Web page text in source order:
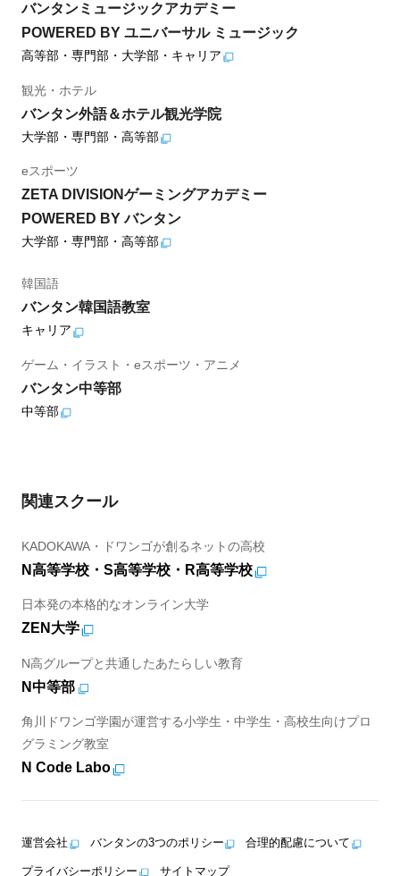
バンタンミュージックアカデミー
POWERED BY ユニバーサル ミュージック
高等部・専門部・大学部・キャリア
観光・ホテル
バンタン外語＆ホテル観光学院
大学部・専門部・高等部
eスポーツ
ZETA DIVISIONゲーミングアカデミー
POWERED BY バンタン
大学部・専門部・高等部
韓国語
バンタン韓国語教室
キャリア
ゲーム・イラスト・eスポーツ・アニメ
バンタン中等部
中等部
関連スクール
KADOKAWA・ドワンゴが創るネットの高校
N高等学校・S高等学校・R高等学校
日本発の本格的なオンライン大学
ZEN大学
N高グループと共通したあたらしい教育
N中等部
角川ドワンゴ学園が運営する小学生・中学生・高校生向けプロ
グラミング教室
N Code Labo
運営会社 バンタンの3つのポリシー 合理的配慮について
プライバシーポリシー サイトマップ